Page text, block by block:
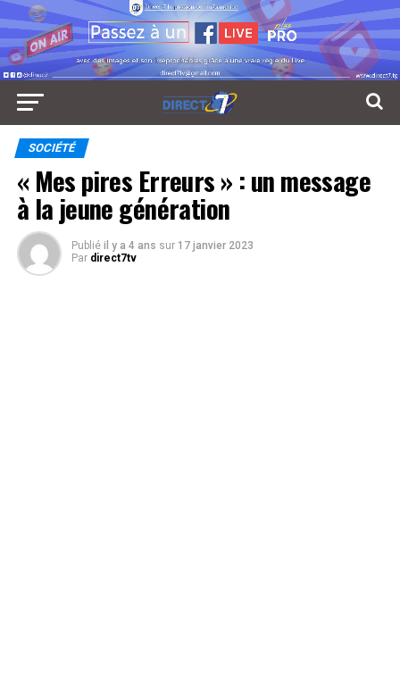
SOCIÉTÉ
« Mes pires Erreurs » : un message
à la jeune génération
Publié il y a 4 ans sur 17 janvier 2023
Par direct7tv